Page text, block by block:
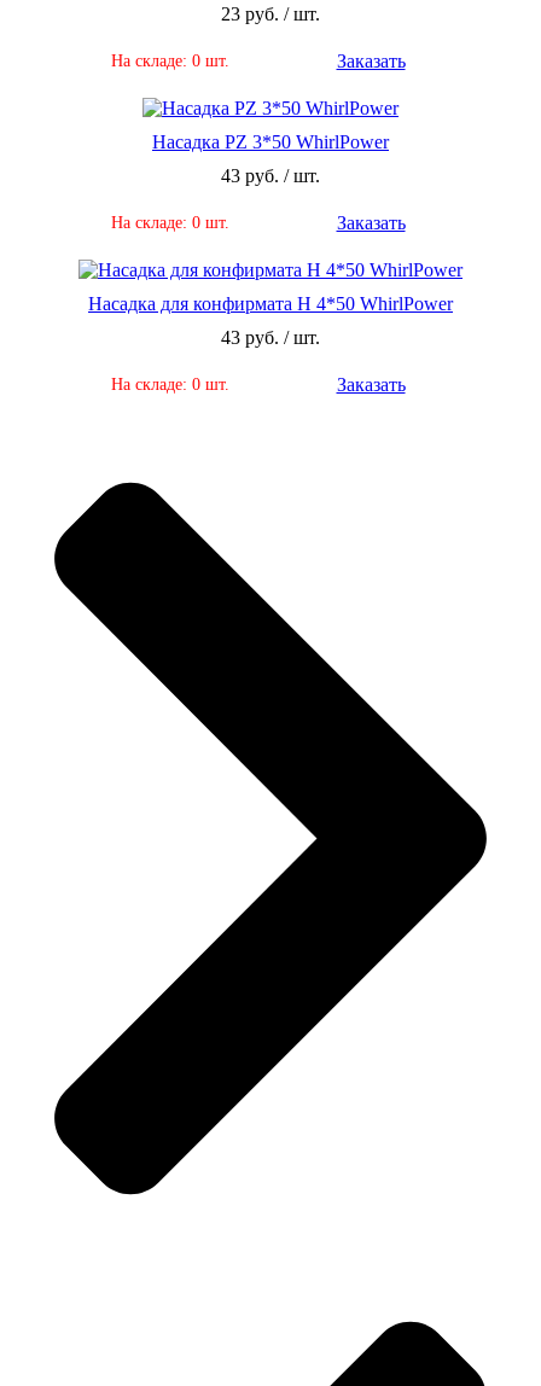
23 руб. / шт.
На складе: 0 шт. Заказать
Насадка PZ 3*50 WhirlPower
43 руб. / шт.
На складе: 0 шт. Заказать
Насадка для конфирмата Н 4*50 WhirlPower
43 руб. / шт.
На складе: 0 шт. Заказать